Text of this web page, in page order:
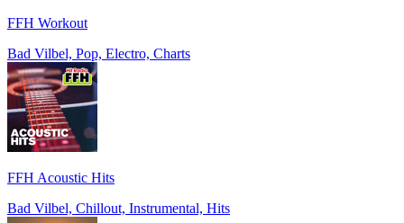
FFH Workout
Bad Vilbel, Pop, Electro, Charts
FFH Acoustic Hits
Bad Vilbel, Chillout, Instrumental, Hits